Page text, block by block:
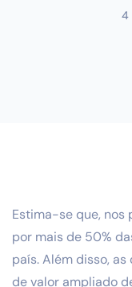
4
Estima-se que, nos
por mais de 50%
país. Além disso,
de valor ampliado